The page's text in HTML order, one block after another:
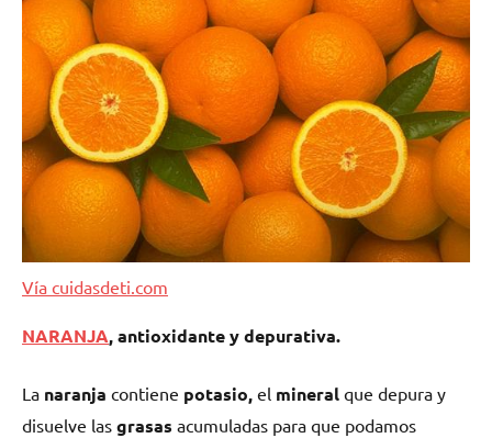
Vía cuidasdeti.com
NARANJA,antioxidante y depurativa.
La naranja contiene potasio, el mineral que depura y
disuelve las grasas acumuladas para que podamos